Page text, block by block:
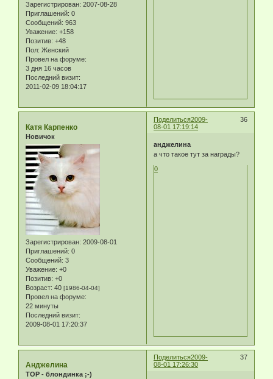
Зарегистрирован: 2007-08-28
Приглашений: 0
Сообщений: 963
Уважение: +158
Позитив: +48
Пол: Женский
Провел на форуме:
3 дня 16 часов
Последний визит:
2011-02-09 18:04:17
Поделиться 36
2009-
08-01 17:19:14
Катя Карпенко
Новичок
Зарегистрирован: 2009-08-01
Приглашений: 0
Сообщений: 3
Уважение: +0
Позитив: +0
Возраст: 40 [1986-04-04]
Провел на форуме:
22 минуты
Последний визит:
2009-08-01 17:20:37
анджелина
а что такое тут за награды?
0
Поделиться 37
2009-
08-01 17:26:30
Анджелина
TOP - блондинка ;-)